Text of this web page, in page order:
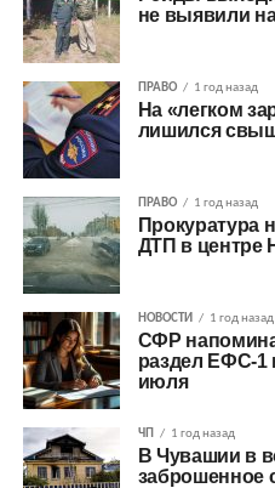
не выявили
ПРАВО 1 год назад
На «легком
лишился
ПРАВО 1 год назад
Прокуратура
ДТП в центре
НОВОСТИ 1 год назад
СФР
раздел ЕФС-1
июля
ЧП 1 год назад
В Чувашии в
заброшенное